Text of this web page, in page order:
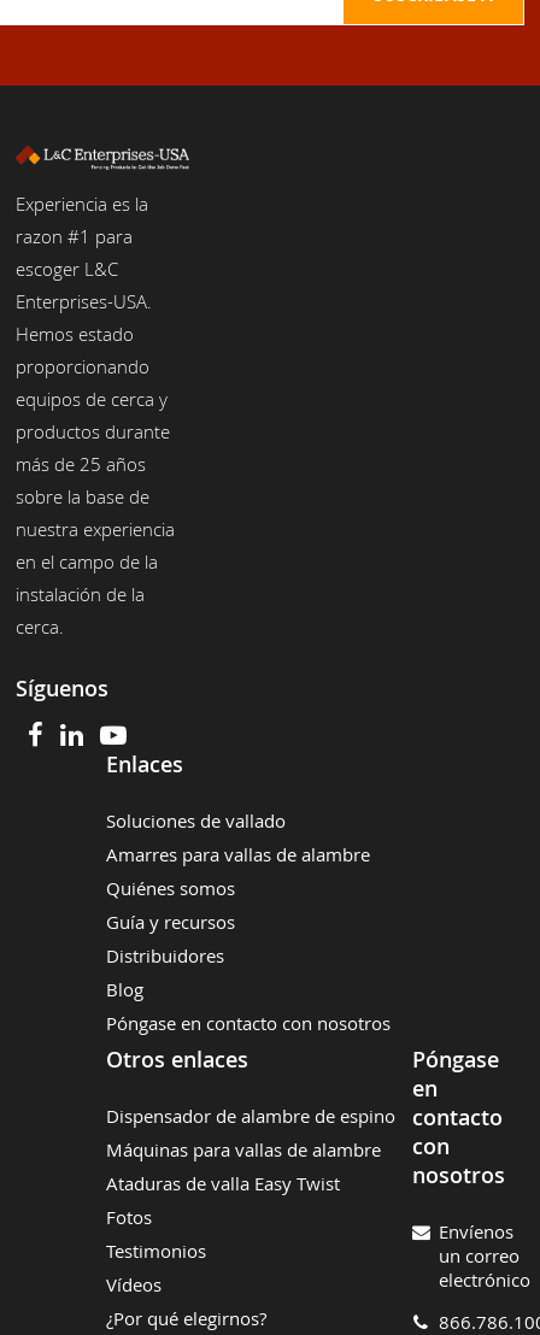
Experiencia es la
razon #1 para
escoger L&C
Enterprises-USA.
Hemos estado
proporcionando
equipos de cerca y
productos durante
más de 25 años
sobre la base de
nuestra experiencia
en el campo de la
instalación de la
cerca.
Síguenos
Enlaces
Soluciones de vallado
Amarres para vallas de alambre
Quiénes somos
Guía y recursos
Distribuidores
Blog
Póngase en contacto con nosotros
Otros enlaces
Dispensador de alambre de espino
Máquinas para vallas de alambre
Ataduras de valla Easy Twist
Fotos
Testimonios
Vídeos
¿Por qué elegirnos?
Póngase
en
contacto
con
nosotros
Envíenos
un correo
electrónico